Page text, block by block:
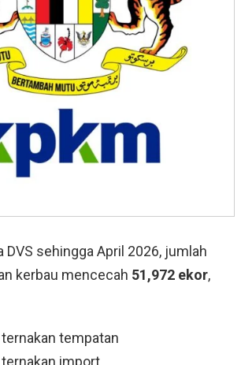
DVS sehingga April 2026, jumlah
kerbau mencecah 51,972 ekor,
tempatan
import